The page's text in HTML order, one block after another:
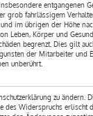
entgangenen
grob fahrlässigem
im übrigen der Höhe
Leben, Körper und
begrenzt. Dies gilt
der Mitarbeiter und
unberührt.
zu ändern.
des Widerspruchs